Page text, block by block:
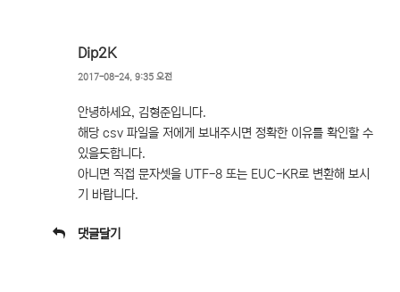
Dip2K
2017-08-24, 9:35 오전
안녕하세요, 김형준입니다.
해당 csv 파일을 저에게 보내주시면 정확한 이유를 확인할 수
있을듯합니다.
아니면 직접 문자셋을 UTF-8 또는 EUC-KR로 변환해 보시
기 바랍니다.
댓글달기